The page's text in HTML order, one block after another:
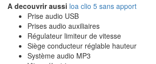
A decouvrir aussi loa clio 5 sans apport
Prise audio USB
Prises audio auxiliaires
Régulateur limiteur de vitesse
Siège conducteur réglable hauteur
Système audio MP3